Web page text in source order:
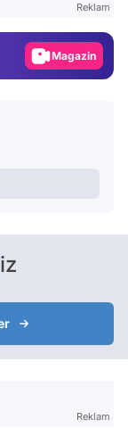
Reklam
Video
Reklam